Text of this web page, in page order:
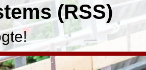
(RSS)